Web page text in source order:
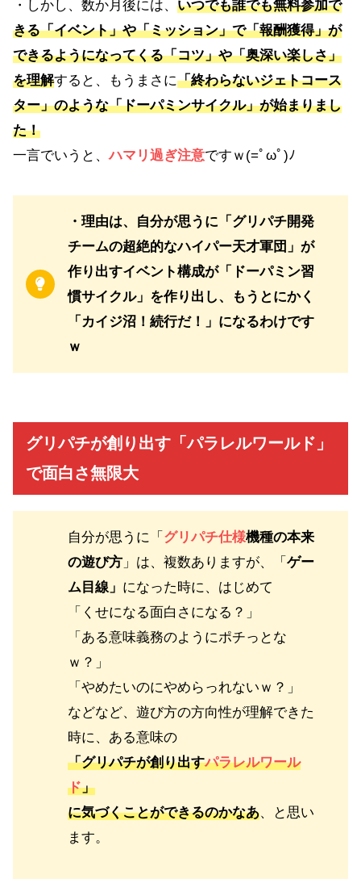
・しかし、数か月後には、 いつでも誰でも無料参加で
きる「イベント」や「ミッション」で「報酬獲得」が
できるようになってくる「コツ」や「奥深い楽しさ」
を理解すると、もうまさに「終わらないジェトコース
ター」のような「ドーパミンサイクル」が始まりまし
た！
一言でいうと、ハマリ過ぎ注意ですｗ(=ﾟωﾟ)ﾉ
・理由は、自分が思うに「グリパチ開発
チームの超絶的なハイパー天才軍団」が
作り出すイベント構成が「ドーパミン習
慣サイクル」を作り出し、もうとにかく
「カイジ沼！続行だ！」になるわけです
ｗ
グリパチが創り出す「パラレルワールド」
で面白さ無限大
自分が思うに「 グリパチ仕様機種の本来
の遊び方 」は、複数ありますが、「 ゲー
ム目線」 になった時に、はじめて
「くせになる面白さになる？」
「ある意味義務のようにポチっとな
ｗ？」
「やめたいのにやめらっれないｗ？」
などなど、遊び方の方向性が理解できた
時に、ある意味の
「グリパチが創り出すパラレルワール
ド」
に気づくことができるのかなあ、と思い
ます。